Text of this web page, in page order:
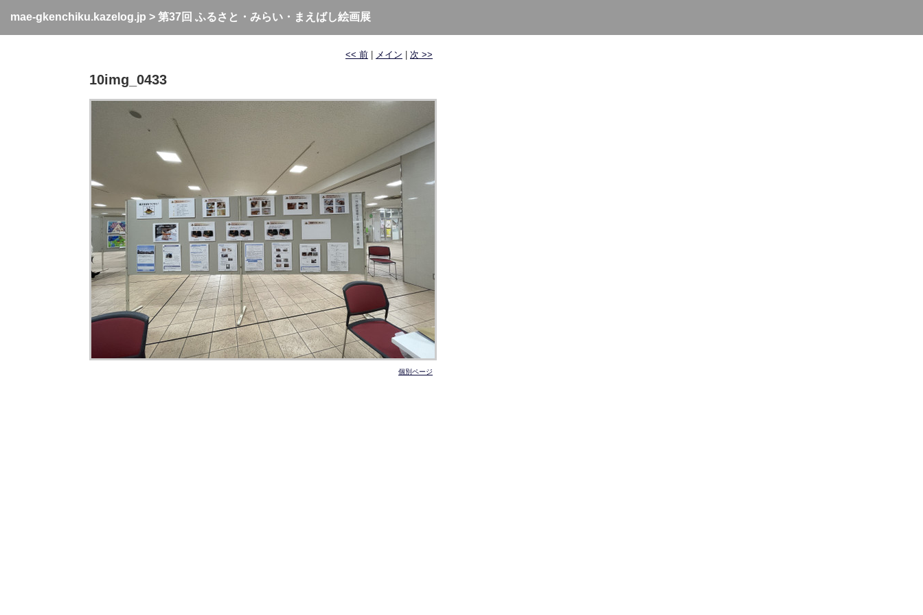
mae-gkenchiku.kazelog.jp > 第37回 ふるさと・みらい・まえばし絵画展
<< 前 メイン 次 >>
10img_0433
個別ページ